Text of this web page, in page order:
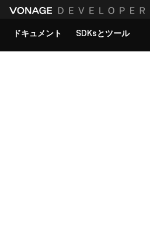
ドキュメント
SDKsとツール